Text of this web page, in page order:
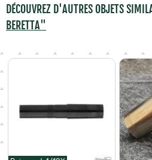
DÉCOUVREZ D'AUTRES OBJETS
BERETTA"